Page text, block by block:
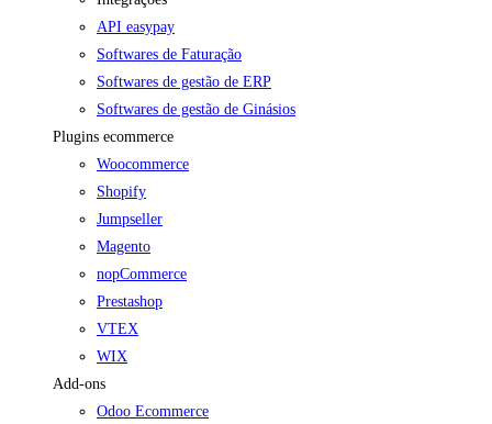
API easypay
Softwares de Faturação
Softwares de gestão de ERP
Softwares de gestão de Ginásios
Plugins ecommerce
Woocommerce
Shopify
Jumpseller
Magento
nopCommerce
Prestashop
VTEX
WIX
Add-ons
Odoo Ecommerce